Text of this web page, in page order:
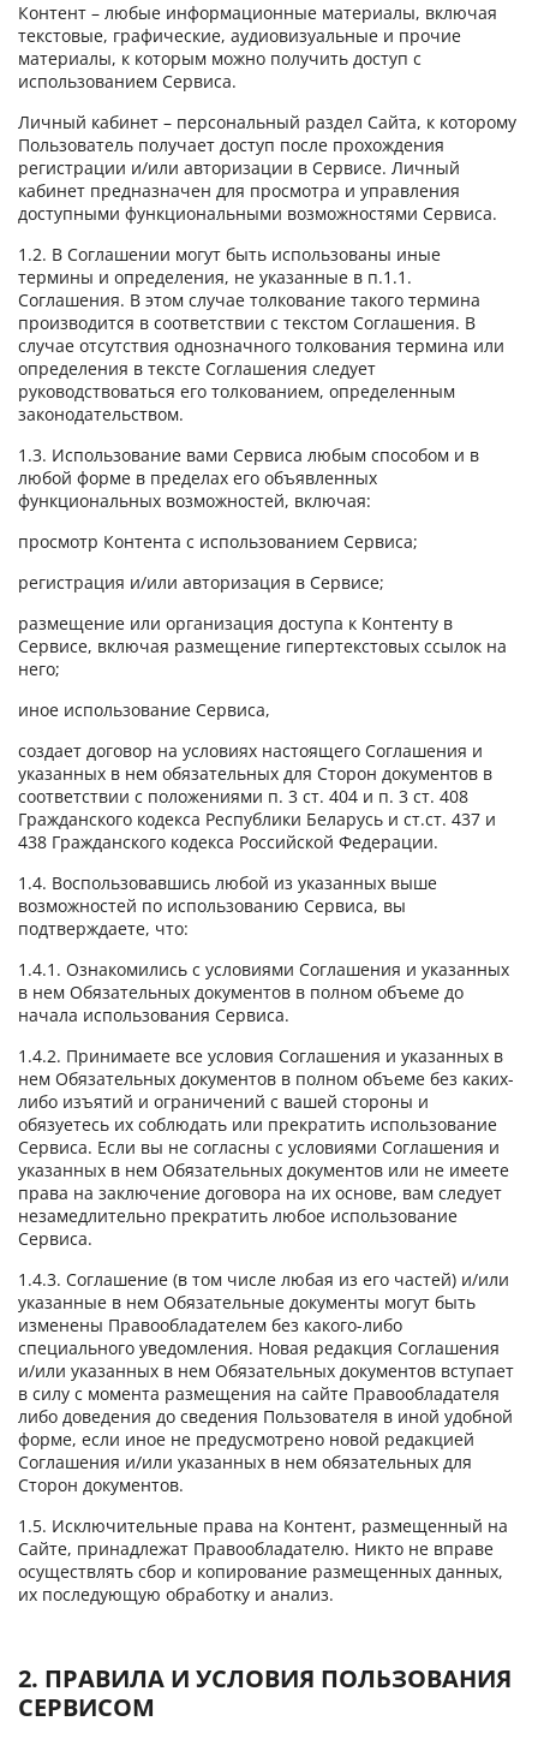
Контент – любые информационные материалы, включая
текстовые, графические, аудиовизуальные и прочие
материалы, к которым можно получить доступ с
использованием Сервиса.
Личный кабинет – персональный раздел Сайта, к которому
Пользователь получает доступ после прохождения
регистрации и/или авторизации в Сервисе. Личный
кабинет предназначен для просмотра и управления
доступными функциональными возможностями Сервиса.
1.2. В Соглашении могут быть использованы иные
термины и определения, не указанные в п.1.1.
Соглашения. В этом случае толкование такого термина
производится в соответствии с текстом Соглашения. В
случае отсутствия однозначного толкования термина или
определения в тексте Соглашения следует
руководствоваться его толкованием, определенным
законодательством.
1.3. Использование вами Сервиса любым способом и в
любой форме в пределах его объявленных
функциональных возможностей, включая:
просмотр Контента с использованием Сервиса;
регистрация и/или авторизация в Сервисе;
размещение или организация доступа к Контенту в
Сервисе, включая размещение гипертекстовых ссылок на
него;
иное использование Сервиса,
создает договор на условиях настоящего Соглашения и
указанных в нем обязательных для Сторон документов в
соответствии с положениями п. 3 ст. 404 и п. 3 ст. 408
Гражданского кодекса Республики Беларусь и ст.ст. 437 и
438 Гражданского кодекса Российской Федерации.
1.4. Воспользовавшись любой из указанных выше
возможностей по использованию Сервиса, вы
подтверждаете, что:
1.4.1. Ознакомились с условиями Соглашения и указанных
в нем Обязательных документов в полном объеме до
начала использования Сервиса.
1.4.2. Принимаете все условия Соглашения и указанных в
нем Обязательных документов в полном объеме без каких-
либо изъятий и ограничений с вашей стороны и
обязуетесь их соблюдать или прекратить использование
Сервиса. Если вы не согласны с условиями Соглашения и
указанных в нем Обязательных документов или не имеете
права на заключение договора на их основе, вам следует
незамедлительно прекратить любое использование
Сервиса.
1.4.3. Соглашение (в том числе любая из его частей) и/или
указанные в нем Обязательные документы могут быть
изменены Правообладателем без какого-либо
специального уведомления. Новая редакция Соглашения
и/или указанных в нем Обязательных документов вступает
в силу с момента размещения на сайте Правообладателя
либо доведения до сведения Пользователя в иной удобной
форме, если иное не предусмотрено новой редакцией
Соглашения и/или указанных в нем обязательных для
Сторон документов.
1.5. Исключительные права на Контент, размещенный на
Сайте, принадлежат Правообладателю. Никто не вправе
осуществлять сбор и копирование размещенных данных,
их последующую обработку и анализ.
2. ПРАВИЛА И УСЛОВИЯ ПОЛЬЗОВАНИЯ
СЕРВИСОМ